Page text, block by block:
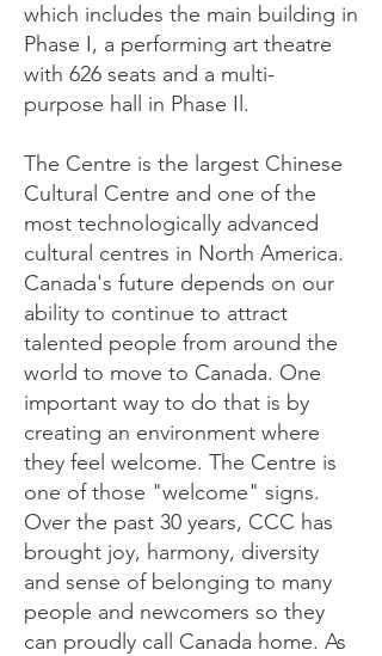
which includes the main building in
Phase I, a performing art theatre
with 626 seats and a multi-
purpose hall in Phase Il.
The Centre is the largest Chinese
Cultural Centre and one of the
most technologically advanced
cultural centres in North America.
Canada's future depends on our
ability to continue to attract
talented people from around the
world to move to Canada. One
important way to do that is by
creating an environment where
they feel welcome. The Centre is
one of those "welcome" signs.
Over the past 30 years, CCC has
brought joy, harmony, diversity
and sense of belonging to many
people and newcomers so they
can proudly call Canada home. As